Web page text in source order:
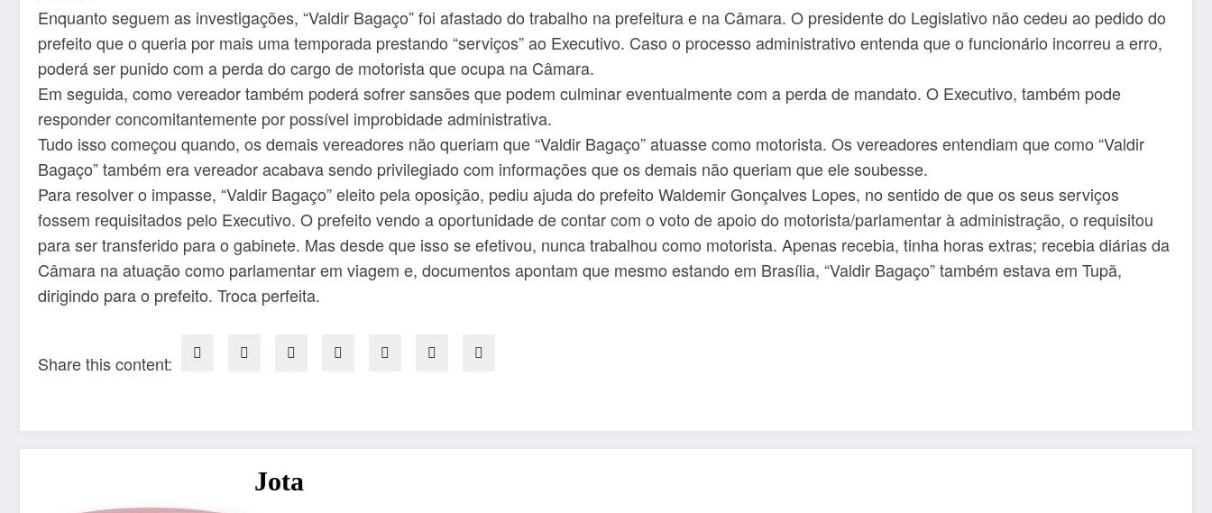
Enquanto seguem as investigações, “Valdir Bagaço” foi afastado do trabalho na prefeitura e na Câmara. O presidente do Legislativo não cedeu ao pedido do
prefeito que o queria por mais uma temporada prestando “serviços” ao Executivo. Caso o processo administrativo entenda que o funcionário incorreu a erro,
poderá ser punido com a perda do cargo de motorista que ocupa na Câmara.
Em seguida, como vereador também poderá sofrer sansões que podem culminar eventualmente com a perda de mandato. O Executivo, também pode
responder concomitantemente por possível improbidade administrativa.
Tudo isso começou quando, os demais vereadores não queriam que “Valdir Bagaço” atuasse como motorista. Os vereadores entendiam que como “Valdir
Bagaço” também era vereador acabava sendo privilegiado com informações que os demais não queriam que ele soubesse.
Para resolver o impasse, “Valdir Bagaço” eleito pela oposição, pediu ajuda do prefeito Waldemir Gonçalves Lopes, no sentido de que os seus serviços
fossem requisitados pelo Executivo. O prefeito vendo a oportunidade de contar com o voto de apoio do motorista/parlamentar à administração, o requisitou
para ser transferido para o gabinete. Mas desde que isso se efetivou, nunca trabalhou como motorista. Apenas recebia, tinha horas extras; recebia diárias da
Câmara na atuação como parlamentar em viagem e, documentos apontam que mesmo estando em Brasília, “Valdir Bagaço” também estava em Tupã,
dirigindo para o prefeito. Troca perfeita.
Share this content:
Jota